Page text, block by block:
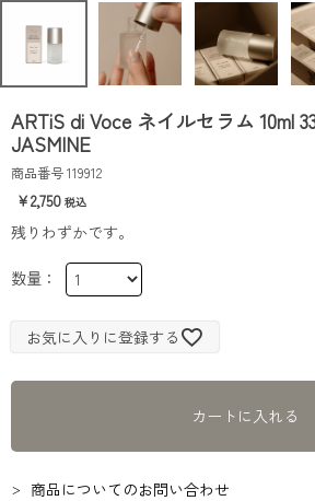
ARTiS di Voce ネイルセラム 10ml
JASMINE
商品番号119912
2,750
残りわずかです。
お気に入りに登録する
カートに入れる
商品についてのお問い合わせ